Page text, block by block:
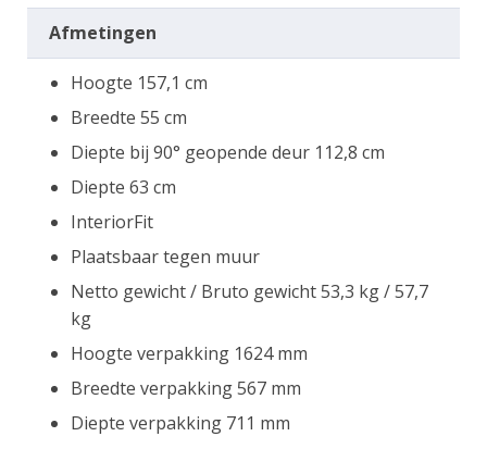
Afmetingen
Hoogte 157,1 cm
Breedte 55 cm
Diepte bij 90° geopende deur 112,8 cm
Diepte 63 cm
InteriorFit
Plaatsbaar tegen muur
Netto gewicht / Bruto gewicht 53,3 kg / 57,7
kg
Hoogte verpakking 1624 mm
Breedte verpakking 567 mm
Diepte verpakking 711 mm